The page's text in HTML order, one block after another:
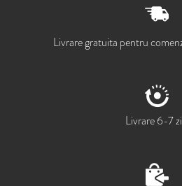
Livrare gratuita pentru
Livrare 6-7